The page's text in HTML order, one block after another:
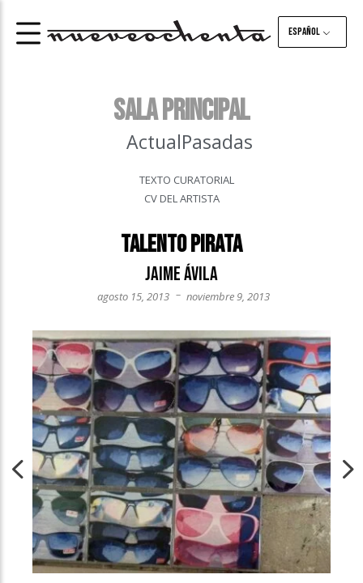
Español
Sala principal
ActualPasadas
TEXTO CURATORIAL
CV DEL ARTISTA
Talento pirata
Jaime Ávila
agosto 15, 2013 – noviembre 9, 2013